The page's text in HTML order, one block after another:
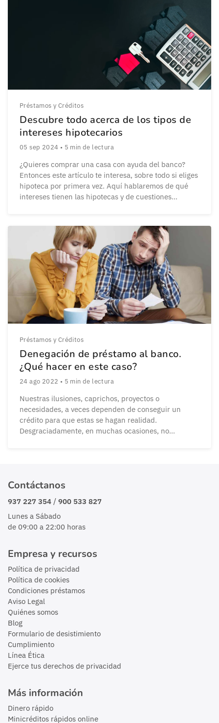
Préstamos y Créditos
Descubre todo acerca de los tipos de
intereses hipotecarios
05 sep 2024 • 5 min de lectura
¿Quieres comprar una casa con ayuda del banco?
Entonces este artículo te interesa, sobre todo si eliges
hipoteca por primera vez. Aquí hablaremos de qué
intereses tienen las hipotecas y de cuestiones
interés fijo y variable. Así que, […]
Préstamos y Créditos
Denegación de préstamo al banco.
¿Qué hacer en este caso?
24 ago 2022 • 5 min de lectura
Nuestras ilusiones, caprichos, proyectos o
necesidades, a veces dependen de conseguir un
crédito para que estas se hagan realidad.
Desgraciadamente, en muchas ocasiones, no
Contáctanos
937 227 354 / 900 533 827
Lunes a Sábado
de 09:00 a 22:00 horas
Empresa y recursos
Política de privacidad
Política de cookies
Condiciones préstamos
Aviso Legal
Quiénes somos
Blog
Formulario de desistimiento
Cumplimiento
Línea Ética
Ejerce tus derechos de privacidad
Más información
Dinero rápido
Minicréditos rápidos online